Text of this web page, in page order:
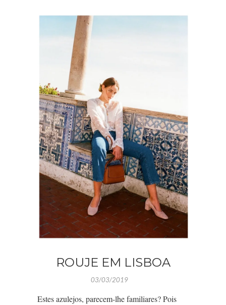
ROUJE EM LISBOA
03/03/2019
Estes azulejos, parecem-lhe familiares? Pois